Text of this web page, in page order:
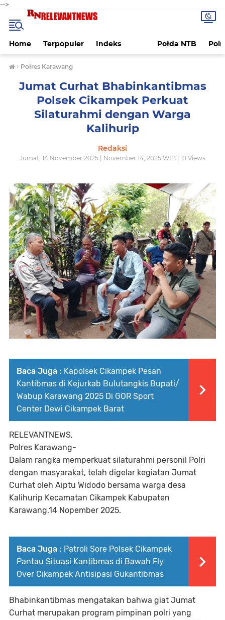
-->
Home Terpopuler Indeks Połda NTB
› Połres Karawang
Jumat Curhat Bhabinkantibmas
Polsek Cikampek Perkuat
Silaturahmi dengan Warga
Kalihurip
Redaksi
Jumat, 14 November 2025 | November 14, 2025 WIB | 0 Views
Baca Juga : Kapolsek Cikampek Pesan
Kantibmas di Kejurkab Bulutangkis Bupati/
Wabup Karawang 2025 Di GOR Sport
Center Dewi Cikampek Barat
RELEVANTNEWS,
Polres Karawang-
Dalam rangka memperkuat silaturahmi personil Polri
dengan masyarakat, telah digelar kegiatan Jumat
Curhat oleh Aiptu Widodo bersama warga desa
Kalihurip Kecamatan Cikampek Kabupaten
Karawang,14 Nopember 2025.
Baca Juga : Patroli Sore Polsek Cikampek
Pantau Situasi Kantibmas di Bawah Fly
Over Cikampek Antisipasi Gukantibmas
Bhabinkantibmas mengatakan bahwa giat Jumat
Curhat merupakan program pimpinan polri yang